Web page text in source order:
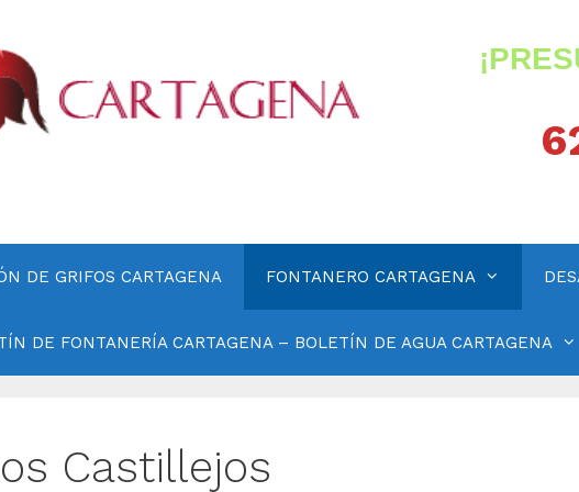
DE GRIFOS CARTAGENA FONTANERO CARTAGENA
DE FONTANERÍA CARTAGENA – BOLETÍN DE AGUA CARTAGENA
Castillejos